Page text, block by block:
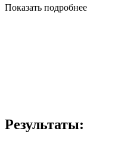
Показать подробнее
Результаты: